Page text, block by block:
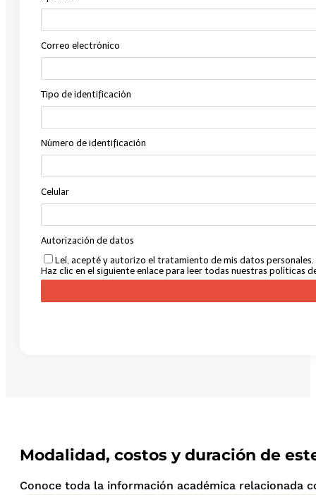
Modalidad, costos y duración de
Conoce toda la información académica relacionada